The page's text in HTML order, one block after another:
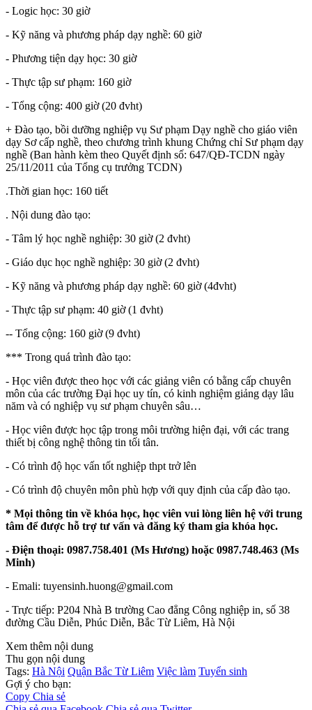
- Logic học: 30 giờ
- Kỹ năng và phương pháp dạy nghề: 60 giờ
- Phương tiện dạy học: 30 giờ
- Thực tập sư phạm: 160 giờ
- Tổng cộng: 400 giờ (20 đvht)
+ Đào tạo, bồi dưỡng nghiệp vụ Sư phạm Dạy nghề cho giáo viên
dạy Sơ cấp nghề, theo chương trình khung Chứng chỉ Sư phạm dạy
nghề (Ban hành kèm theo Quyết định số: 647/QĐ-TCDN ngày
25/11/2011 của Tổng cụ trưởng TCDN)
.Thời gian học: 160 tiết
. Nội dung đào tạo:
- Tâm lý học nghề nghiệp: 30 giờ (2 đvht)
- Giáo dục học nghề nghiệp: 30 giờ (2 đvht)
- Kỹ năng và phương pháp dạy nghề: 60 giờ (4đvht)
- Thực tập sư phạm: 40 giờ (1 đvht)
-- Tổng cộng: 160 giờ (9 đvht)
*** Trong quá trình đào tạo:
- Học viên được theo học với các giảng viên có bằng cấp chuyên
môn của các trường Đại học uy tín, có kinh nghiệm giảng dạy lâu
năm và có nghiệp vụ sư phạm chuyên sâu…
- Học viên được học tập trong môi trường hiện đại, với các trang
thiết bị công nghệ thông tin tối tân.
- Có trình độ học vấn tốt nghiệp thpt trở lên
- Có trình độ chuyên môn phù hợp với quy định của cấp đào tạo.
* Mọi thông tin về khóa học, học viên vui lòng liên hệ với trung
tâm để được hỗ trợ tư vấn và đăng ký tham gia khóa học.
- Điện thoại: 0987.758.401 (Ms Hương) hoặc 0987.748.463 (Ms
Minh)
- Emali: tuyensinh.huong@gmail.com
- Trực tiếp: P204 Nhà B trường Cao đẳng Công nghiệp in, số 38
đường Cầu Diễn, Phúc Diễn, Bắc Từ Liêm, Hà Nội
Xem thêm nội dung
Thu gọn nội dung
Tags: Hà Nội Quận Bắc Từ Liêm Việc làm Tuyển sinh
Gợi ý cho bạn:
Copy Chia sẻ